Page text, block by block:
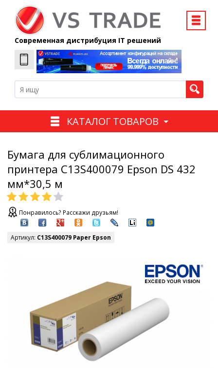
Современная дистрибуция IT решений
КАТАЛОГ ТОВАРОВ
Бумага для сублимационного
принтера C13S400079 Epson DS 432
мм*30,5 м
Понравилось? Расскажи друзьям!
Артикул: C13S400079 Paper Epson